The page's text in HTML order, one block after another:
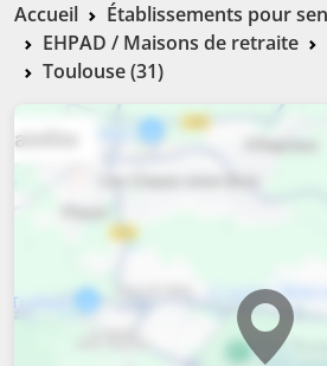
Accueil
Établissements pour
EHPAD / Maisons de retraite
Toulouse (31)